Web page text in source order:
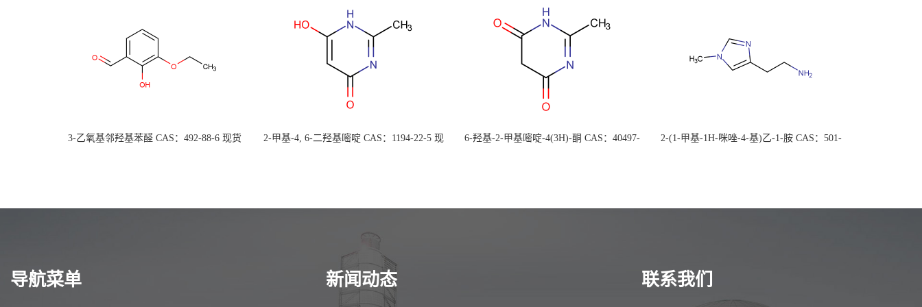
3-乙氧基邻羟基苯醛 CAS：492-88-6 现货
2-甲基-4, 6-二羟基嘧啶 CAS：1194-22-5 现
6-羟基-2-甲基嘧啶-4(3H)-酮 CAS：40497-
2-(1-甲基-1H-咪唑-4-基)乙-1-胺 CAS：501-
导航菜单 新闻动态 联系我们